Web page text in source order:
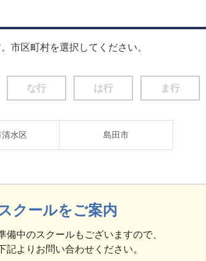
市区町村を選択してください。
な行 は行 ま行
水区 島田市
クールをご案内
備中のスクールもございますので、
記よりお問い合わせください。